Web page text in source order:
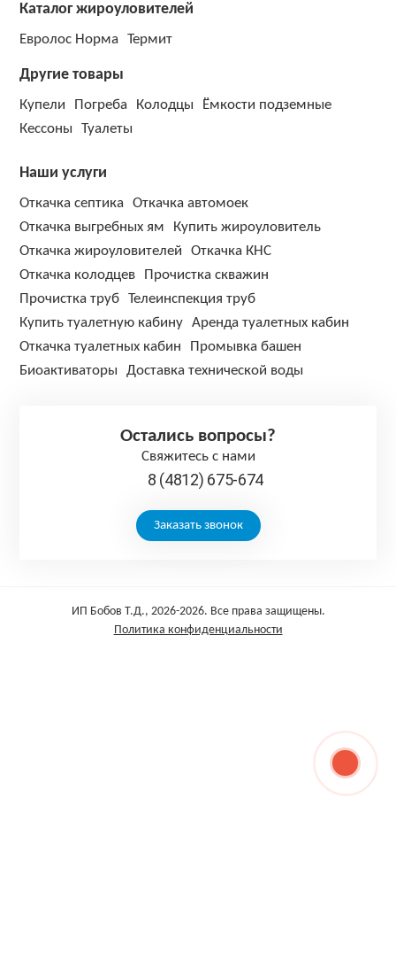
Каталог жироуловителей
Евролос Норма Термит
Другие товары
Купели Погреба Колодцы
Ёмкости подземные
Кессоны
Туалеты
Наши услуги
Откачка септика
Откачка автомоек
Откачка выгребных ям
Купить жироуловитель
Откачка жироуловителей
Откачка КНС
Откачка колодцев
Прочистка скважин
Прочистка труб
Телеинспекция труб
Купить туалетную кабину
Аренда туалетных кабин
Откачка туалетных кабин
Промывка башен
Биоактиваторы
Доставка технической воды
Остались вопросы?
Свяжитесь с нами
8 (4812) 675-674
Заказать звонок
ИП Бобов Т.Д., 2026-2026. Все права защищены.
Политика конфиденциальности